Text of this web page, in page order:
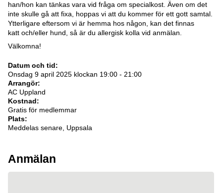
han/hon kan tänkas vara vid fråga om specialkost. Även om det
inte skulle gå att fixa, hoppas vi att du kommer för ett gott samtal.
Ytterligare eftersom vi är hemma hos någon, kan det finnas
katt och/eller hund, så är du allergisk kolla vid anmälan.
Välkomna!
Datum och tid:
Onsdag 9 april 2025 klockan 19:00 - 21:00
Arrangör:
AC Uppland
Kostnad:
Gratis för medlemmar
Plats:
Meddelas senare, Uppsala
Anmälan